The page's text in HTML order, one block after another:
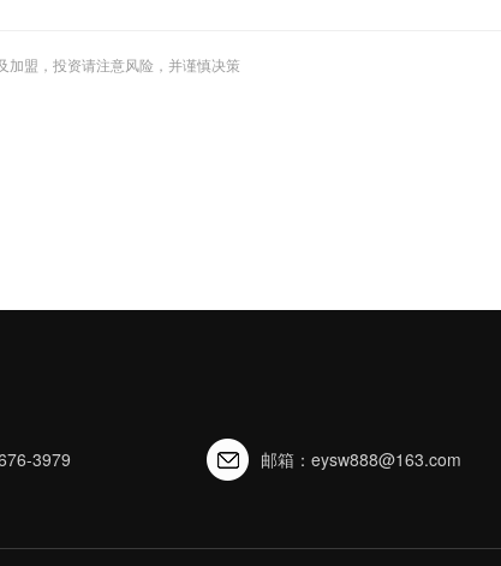
加盟，投资请注意风险，并谨慎决策
3979 邮箱：eysw888@163.com